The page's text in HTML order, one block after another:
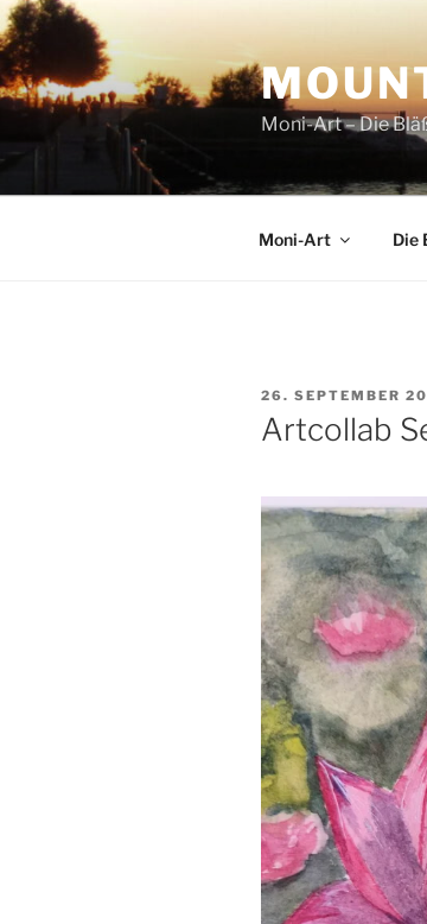
Zum
Inhalt
springen
Moni-Art – Die
Moni-Art Die
VERÖFFENTLICHT
AM
26. SEPTEMBER
Artcollab